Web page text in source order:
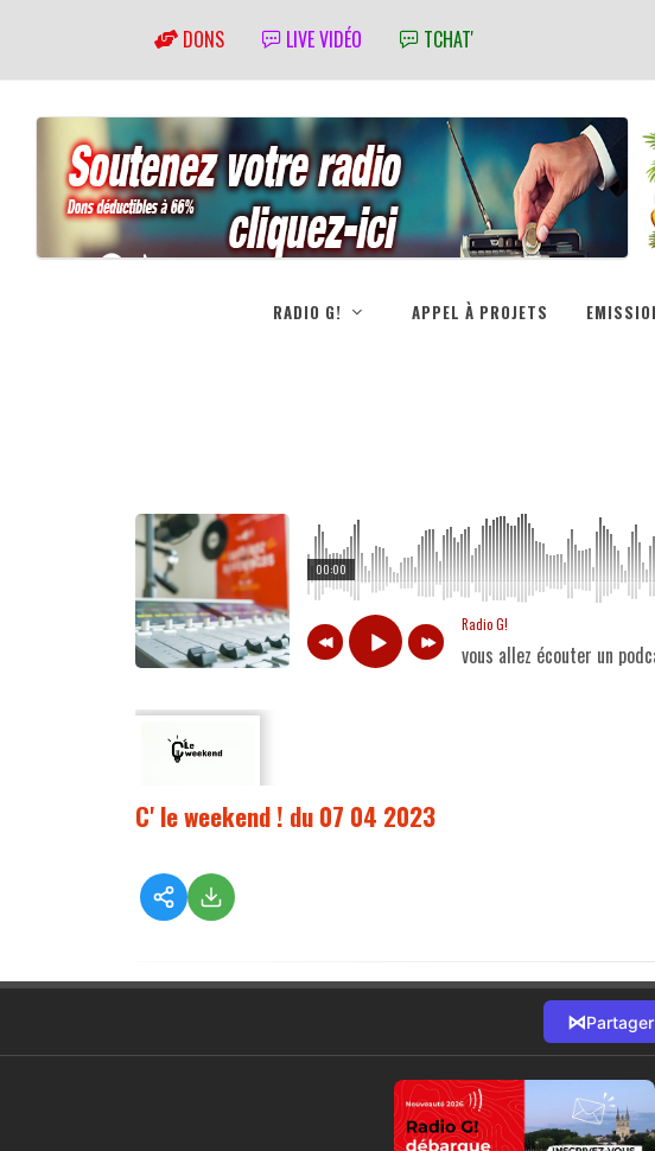
DONS LIVE VIDÉO TCHAT'
RADIO G! APPEL À PROJETS
00:00
Radio G!
vous allez écouter un
C' le weekend ! du 07 04 2023
⋈Partager